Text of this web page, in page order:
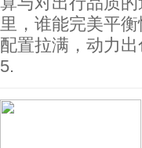
里，谁能完美平
配置拉满，动力
5.